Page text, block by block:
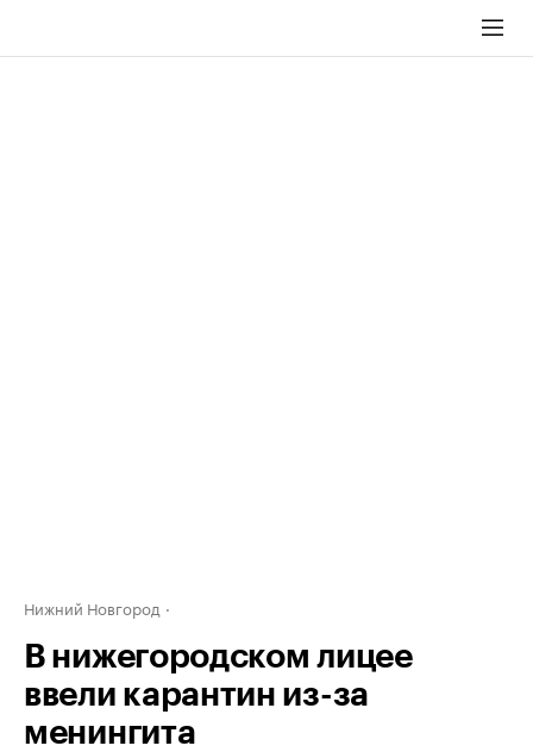
Нижний Новгород
В нижегородском лицее
ввели карантин из-за
менингита